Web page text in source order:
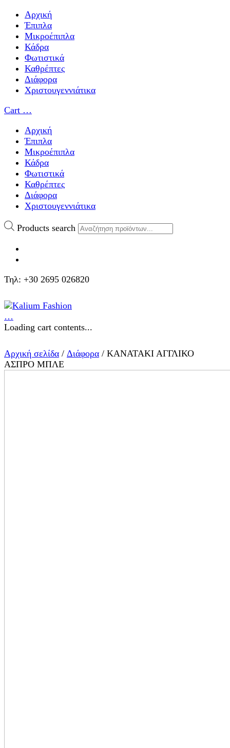
Αρχική
Έπιπλα
Μικροέπιπλα
Κάδρα
Φωτιστικά
Καθρέπτες
Διάφορα
Χριστουγεννιάτικα
Cart …
Αρχική
Έπιπλα
Μικροέπιπλα
Κάδρα
Φωτιστικά
Καθρέπτες
Διάφορα
Χριστουγεννιάτικα
Products search
Τηλ: +30 2695 026820
…
Loading cart contents...
Αρχική σελίδα / Διάφορα / ΚΑΝΑΤΑΚΙ ΑΓΓΛΙΚΟ
ΑΣΠΡΟ ΜΠΛΕ